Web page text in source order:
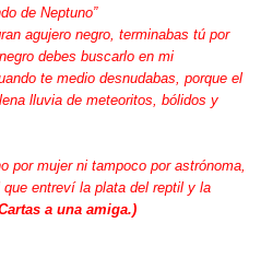
de Neptuno”
agujero negro, terminabas tú por
debes buscarlo en mi
te medio desnudabas, porque el
lluvia de meteoritos, bólidos y
por mujer ni tampoco por astrónoma,
entreví la plata del reptil y la
a una amiga.)